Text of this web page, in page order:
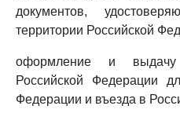
документов,
территории Российской
оформление и выдачу
Российской Федерации
Федерации и въезда в